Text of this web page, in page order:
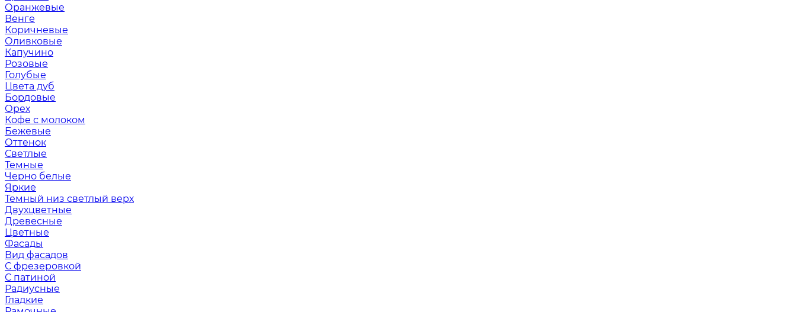
Оранжевые
Венге
Коричневые
Оливковые
Капучино
Розовые
Голубые
Цвета дуб
Бордовые
Орех
Кофе с молоком
Бежевые
Оттенок
Светлые
Темные
Черно белые
Яркие
Темный низ светлый верх
Двухцветные
Древесные
Цветные
Фасады
Вид фасадов
С фрезеровкой
С патиной
Радиусные
Гладкие